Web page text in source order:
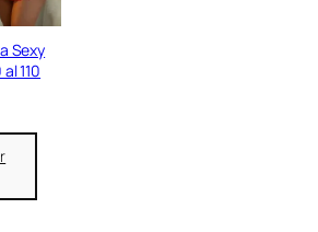
Sexy
110